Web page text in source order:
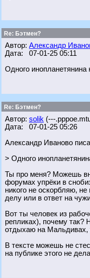
Re: Бэтмен?
Автор: Александр
Дата: 07-01-25 05:11
Одного
Re: Бэтмен?
Автор: solik (---
Дата: 07-01-25 05:26
Александр Иваново
> Одного
Ты про меня? Можешь
форумах упрёки в
никого не оскорбляю,
делу или в ответ на
Вот ты человек из
репликах), почему
отдыхаю на Мальдивах,
В тексте можешь не
на публике этого не